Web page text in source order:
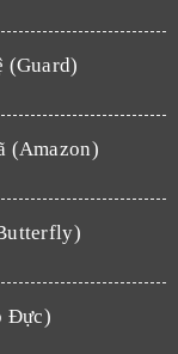
(Guard)
(Amazon)
Đực)